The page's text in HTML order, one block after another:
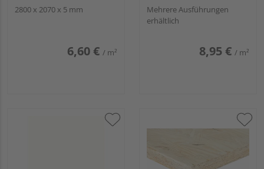
2800 x 2070 x 5 mm
6,60 € / m²
Mehrere Ausführungen
erhältlich
8,95 € / m²